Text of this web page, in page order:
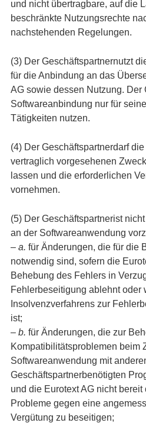
und nicht übertragbare, auf die
beschränkte Nutzungsrechte
nachstehenden Regelungen.
(3) Der Geschäftspartnernutzt
für die Anbindung an das
AG sowie dessen Nutzung. Der
Softwareanbindung nur für
Tätigkeiten nutzen.
(4) Der Geschäftspartnerdarf
vertraglich vorgesehenen
lassen und die erforderlichen
vornehmen.
(5) Der Geschäftspartnerist
an der Softwareanwendung
– a. für Änderungen, die für die
notwendig sind, sofern die
Behebung des Fehlers in
Fehlerbeseitigung ablehnt oder
Insolvenzverfahrens zur
ist;
– b. für Änderungen, die zur
Kompatibilitätsproblemen beim
Softwareanwendung mit
Geschäftspartnerbenötigten
und die Eurotext AG nicht
Probleme gegen eine
Vergütung zu beseitigen;